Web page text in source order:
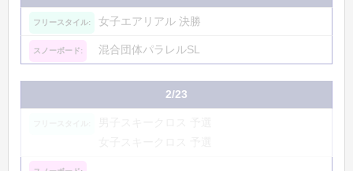
女子エアリアル 決勝
混合団体パラレルSL
2/23